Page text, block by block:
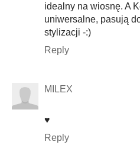
idealny na wiosnę. A
uniwersalne, pasują
stylizacji -:)
Reply
MILEX
♥
Reply